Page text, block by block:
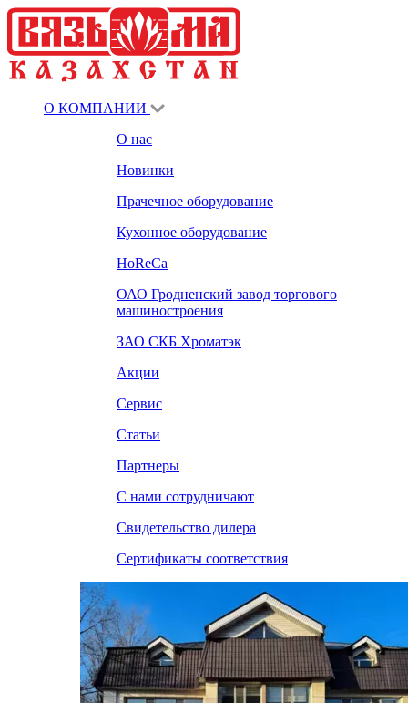
О КОМПАНИИ
О нас
Новинки
Прачечное оборудование
Кухонное оборудование
HoReCa
ОАО Гродненский завод торгового
машиностроения
ЗАО СКБ Хроматэк
Акции
Сервис
Статьи
Партнеры
С нами сотрудничают
Свидетельство дилера
Сертификаты соответствия